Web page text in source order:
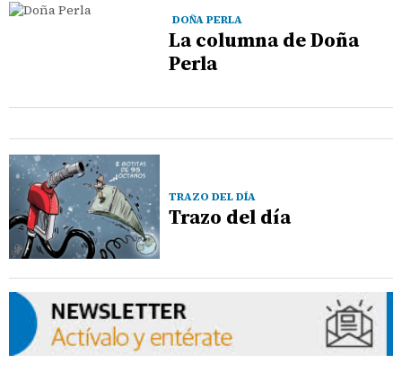
DOÑA PERLA
La columna de Doña
Perla
TRAZO DEL DÍA
Trazo del día